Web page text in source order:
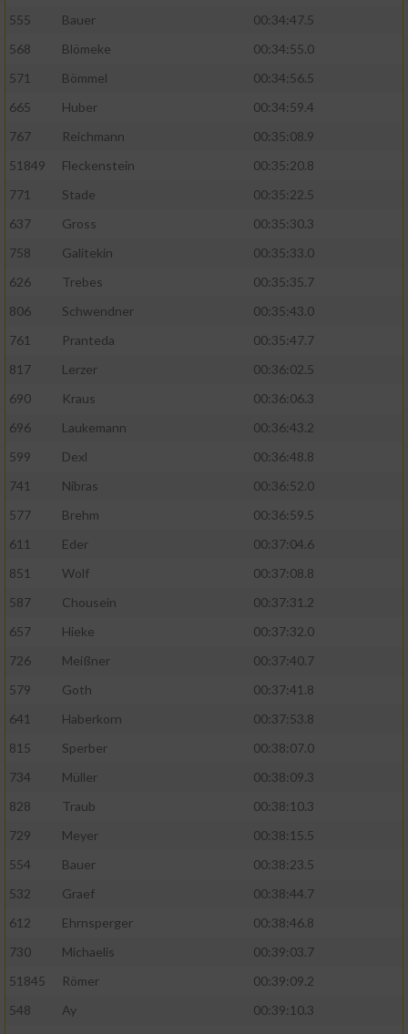
555
Bauer
00:34:47.5
568
Blömeke
00:34:55.0
571
Bömmel
00:34:56.5
665
Huber
00:34:59.4
767
Reichmann
00:35:08.9
51849
Fleckenstein
00:35:20.8
771
Stade
00:35:22.5
637
Gross
00:35:30.3
758
Galitekin
00:35:33.0
626
Trebes
00:35:35.7
806
Schwendner
00:35:43.0
761
Pranteda
00:35:47.7
817
Lerzer
00:36:02.5
690
Kraus
00:36:06.3
696
Laukemann
00:36:43.2
599
Dexl
00:36:48.8
741
Nibras
00:36:52.0
577
Brehm
00:36:59.5
611
Eder
00:37:04.6
851
Wolf
00:37:08.8
587
Chousein
00:37:31.2
657
Hieke
00:37:32.0
726
Meißner
00:37:40.7
579
Goth
00:37:41.8
641
Haberkorn
00:37:53.8
815
Sperber
00:38:07.0
734
Müller
00:38:09.3
828
Traub
00:38:10.3
729
Meyer
00:38:15.5
554
Bauer
00:38:23.5
532
Graef
00:38:44.7
612
Ehrnsperger
00:38:46.8
730
Michaelis
00:39:03.7
51845
Römer
00:39:09.2
548
Ay
00:39:10.3